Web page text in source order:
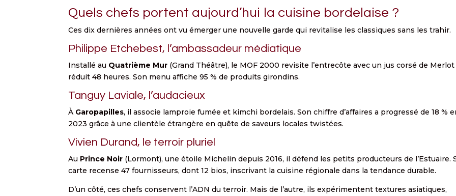
Quels chefs portent aujourd’hui la cuisine bordelaise ?
Ces dix dernières années ont vu émerger une nouvelle garde qui revitalise les classiques sans les trahir.
Philippe Etchebest, l’ambassadeur médiatique
Installé au Quatrième Mur (Grand Théâtre), le MOF 2000 revisite l’entrecôte avec un jus corsé de Merlot
réduit 48 heures. Son menu affiche 95 % de produits girondins.
Tanguy Laviale, l’audacieux
À Garopapilles, il associe lamproie fumée et kimchi bordelais. Son chiffre d’affaires a progressé de 18 %
2023 grâce à une clientèle étrangère en quête de saveurs locales twistées.
Vivien Durand, le terroir pluriel
Au Prince Noir (Lormont), une étoile Michelin depuis 2016, il défend les petits producteurs de l’Estuaire.
carte recense 47 fournisseurs, dont 12 bios, inscrivant la cuisine régionale dans la tendance durable.
D’un côté, ces chefs conservent l’ADN du terroir. Mais de l’autre, ils expérimentent textures asiatiques,